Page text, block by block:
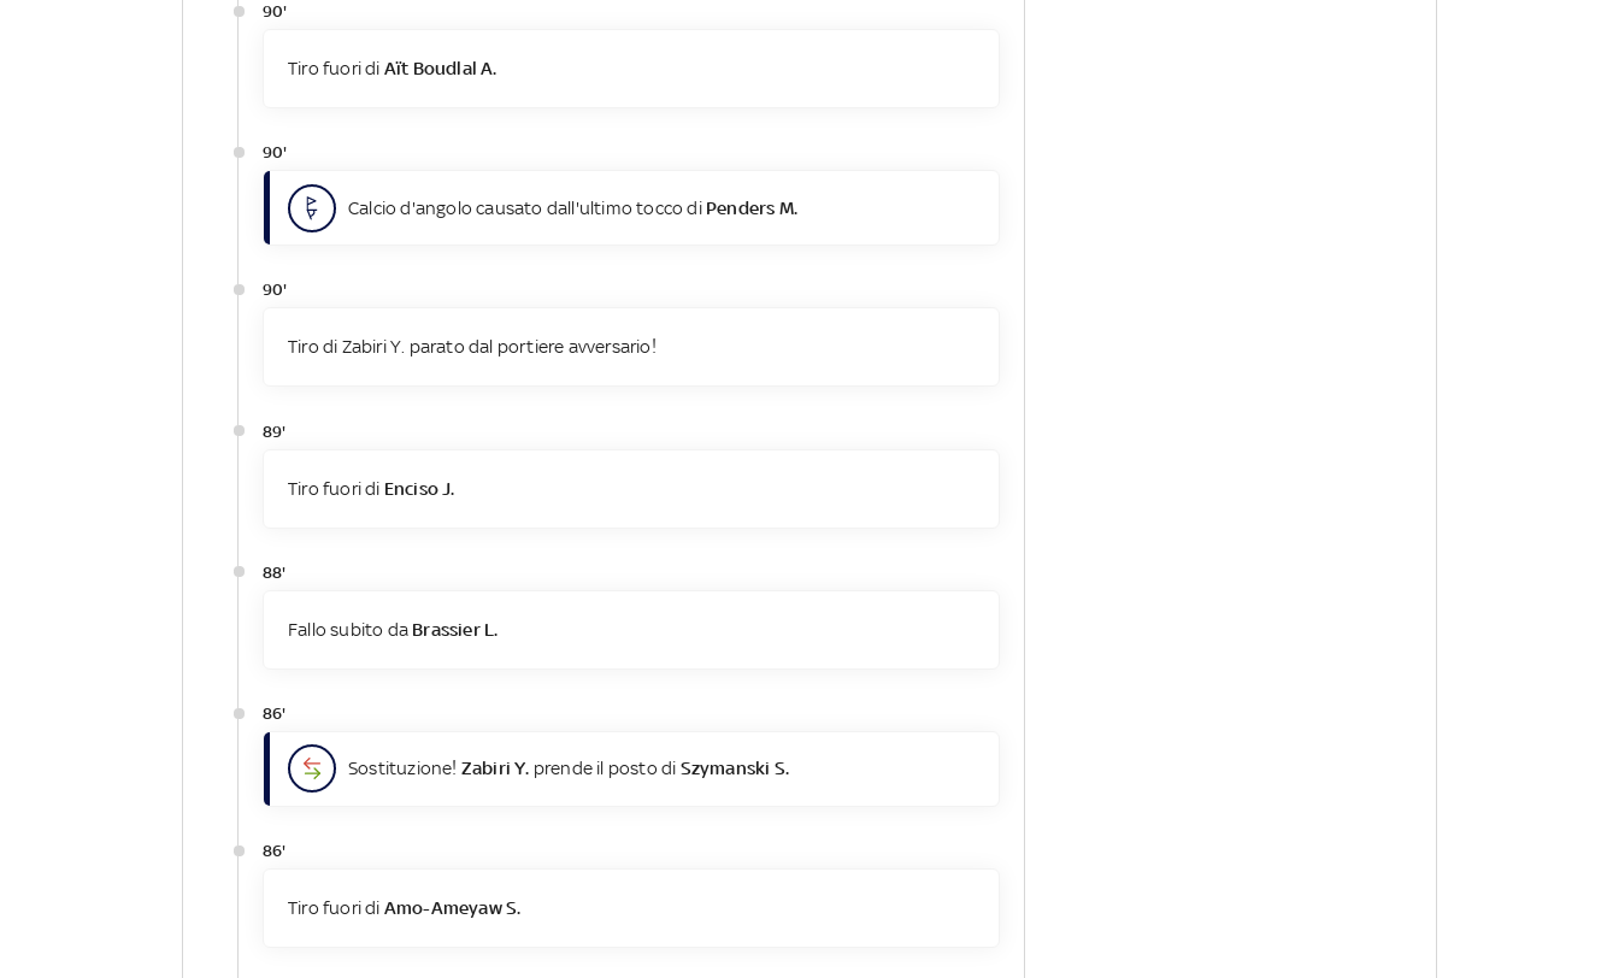
90'
Tiro fuori di Aït Boudlal A.
90'
Calcio d'angolo causato dall'ultimo tocco di Penders M.
90'
Tiro di Zabiri Y. parato dal portiere avversario!
89'
Tiro fuori di Enciso J.
88'
Fallo subito da Brassier L.
86'
Sostituzione! Zabiri Y. prende il posto di Szymanski S.
86'
Tiro fuori di Amo-Ameyaw S.